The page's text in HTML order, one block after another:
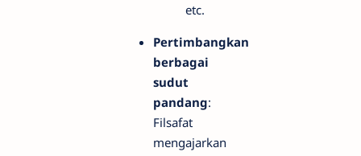
etc.
Pertimbangkan
berbagai
sudut
pandang:
Filsafat
mengajarkan